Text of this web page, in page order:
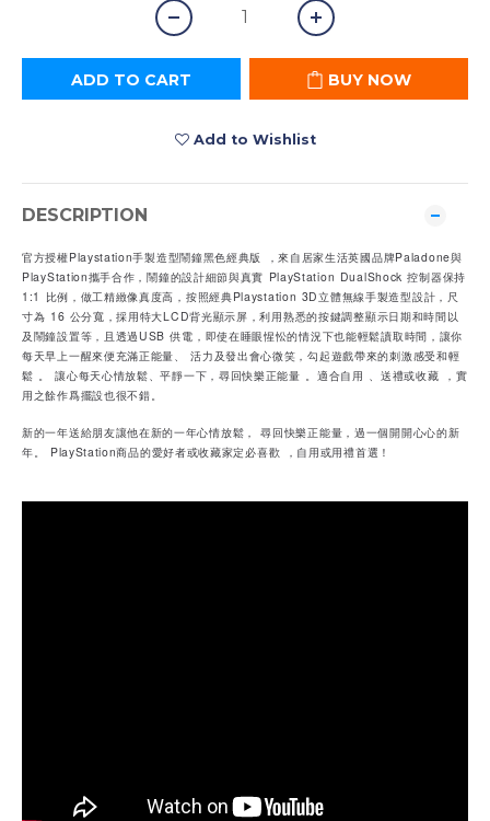
ADD TO CART BUY NOW
Add to Wishlist
DESCRIPTION
官方授權Playstation手製造型鬧鐘黑色經典版 ，來自居家生活英國品牌Paladone與
PlayStation攜手合作，鬧鐘的設計細節與真實 PlayStation DualShock 控制器保持
1:1 比例，做工精緻像真度高，按照經典Playstation 3D立體無線手製造型設計，尺
寸為 16 公分寬，採用特大LCD背光顯示屏，利用熟悉的按鍵調整顯示日期和時間以
及鬧鐘設置等，且透過USB 供電，即使在睡眼惺忪的情況下也能輕鬆讀取時間，讓你
每天早上一醒來便充滿正能量、 活力及發出會心微笑，勾起遊戲帶來的刺激感受和輕
鬆 。 讓心每天心情放鬆、平靜一下，尋回快樂正能量 。適合自用 、送禮或收藏 ，實
用之餘作爲擺設也很不錯。
新的一年送給朋友讓他在新的一年心情放鬆， 尋回快樂正能量，過一個開開心心的新
年。 PlayStation商品的愛好者或收藏家定必喜歡 ，自用或用禮首選！